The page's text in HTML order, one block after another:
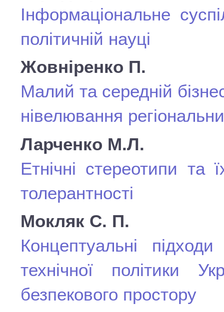
Інформаціональне
політичній науці
Жовніренко П.
Малий та середній
нівелювання
Ларченко М.Л.
Етнічні стереотипи та
толерантності
Мокляк С. П.
Концептуальні
технічної політики
безпекового простору